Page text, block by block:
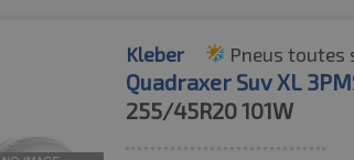
Kleber Pneus toutes
Quadraxer Suv XL
255/45R20101W